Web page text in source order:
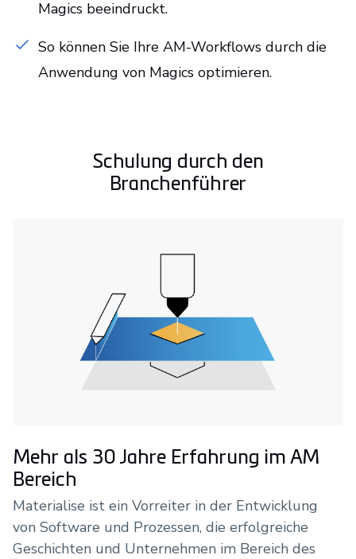
Magics beeindruckt.
So können Sie Ihre AM-Workflows durch die
Anwendung von Magics optimieren.
Schulung durch den
Branchenführer
Mehr als 30 Jahre Erfahrung im AM
Bereich
Materialise ist ein Vorreiter in der Entwicklung
von Software und Prozessen, die erfolgreiche
Geschichten und Unternehmen im Bereich des